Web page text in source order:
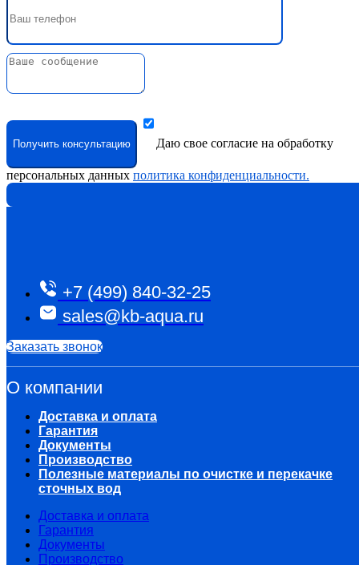
Даю свое согласие на обработку
персональных данных политика конфиденциальности.
+7 (499) 840-32-25
sales@kb-aqua.ru
Заказать звонок
О компании
Доставка и оплата
Гарантия
Документы
Производство
Полезные материалы по очистке и перекачке
сточных вод
Доставка и оплата
Гарантия
Документы
Производство